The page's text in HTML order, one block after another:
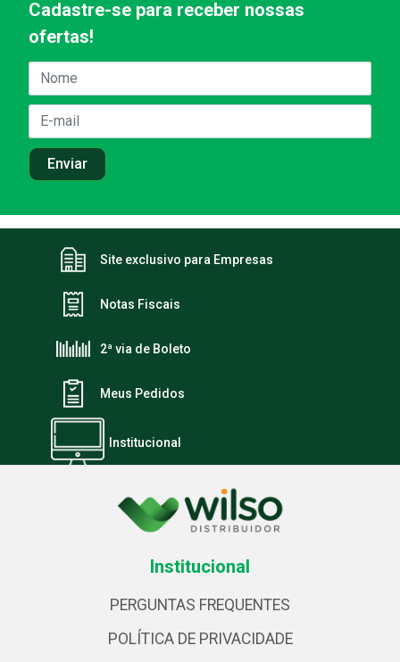
Cadastre-se para receber nossas
ofertas!
Site exclusivo para Empresas
Notas Fiscais
2ª via de Boleto
Meus Pedidos
Institucional
Institucional
PERGUNTAS FREQUENTES
POLÍTICA DE PRIVACIDADE